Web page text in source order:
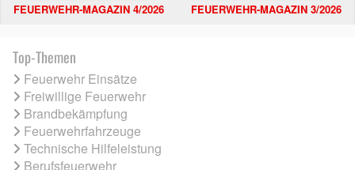
FEUERWEHR-MAGAZIN 4/2026 FEUERWEHR-MAGAZIN 3/2026
Top-Themen
Feuerwehr Einsätze
Freiwillige Feuerwehr
Brandbekämpfung
Feuerwehrfahrzeuge
Technische Hilfeleistung
Berufsfeuerwehr